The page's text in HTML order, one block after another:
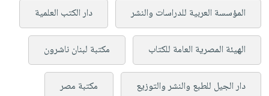
المؤسسة العربية للدراسات والنشر دار الكتب العلمية
الهيئة المصرية العامة للكتاب مكتبة لبنان ناشرون
دار الجيل للطبع والنشر والتوزيع مكتبة مصر